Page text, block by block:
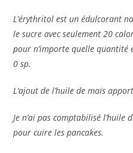
L’érythritol est un édulcorant
le sucre avec seulement 20
pour n’importe quelle quantité
0 sp.
L’ajout de l’huile de maïs
Je n’ai pas comptabilisé l’huile
pour cuire les pancakes.